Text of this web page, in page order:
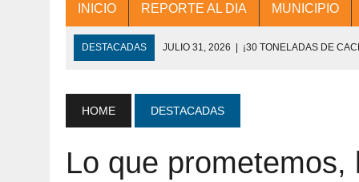
INICIO REPORTE AL DIA MUNICIPIO
DESTACADAS JULIO 31, 2026 | ¡30 TONELADAS DE
JULIO 30, 2026 | 💧🚰 ¡AGUA PARA LA COMUNIDAD!
¡TRABAJO EN EQUIPO Y RESULTADOS!
DE COLONIA.
HOME DESTACADAS
Lo que prometemos,